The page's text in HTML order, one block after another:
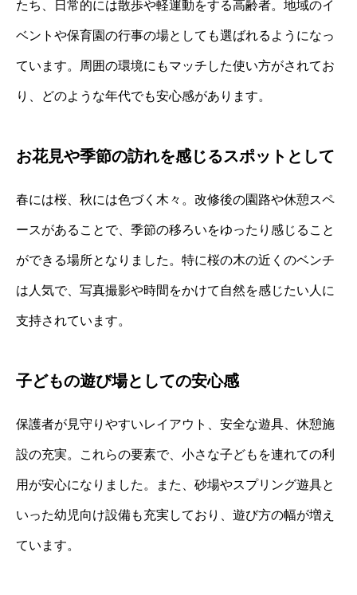
たち、日常的には散歩や軽運動をする高齢者。地域のイ
ベントや保育園の行事の場としても選ばれるようになっ
ています。周囲の環境にもマッチした使い方がされてお
り、どのような年代でも安心感があります。
お花見や季節の訪れを感じるスポットとして
春には桜、秋には色づく木々。改修後の園路や休憩スペ
ースがあることで、季節の移ろいをゆったり感じること
ができる場所となりました。特に桜の木の近くのベンチ
は人気で、写真撮影や時間をかけて自然を感じたい人に
支持されています。
子どもの遊び場としての安心感
保護者が見守りやすいレイアウト、安全な遊具、休憩施
設の充実。これらの要素で、小さな子どもを連れての利
用が安心になりました。また、砂場やスプリング遊具と
いった幼児向け設備も充実しており、遊び方の幅が増え
ています。